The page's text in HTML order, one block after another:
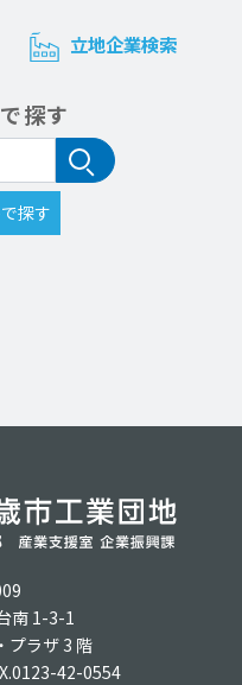
立地企業検索
探す
南 1-3-1
プラザ 3 階
42-0554